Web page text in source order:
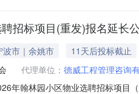
招标项目(重发)报名延长
波市｜余姚市
11天后投标截止
代理单位： 德威工程管理咨询
年翰林园小区物业选聘招标项目